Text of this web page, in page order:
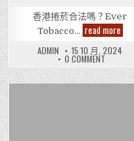
香港捲菸合法嗎？Ever
Tobacco… read more香
港
捲
菸
合
法
嗎
ADMIN 15 10 月, 2024
0 COMMENTON
香
港
捲